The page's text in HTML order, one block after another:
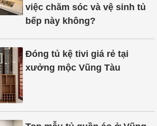
việc chăm sóc và vệ sinh tủ
bếp này không?
Đóng tủ kệ tivi giá rẻ tại
xưởng mộc Vũng Tàu